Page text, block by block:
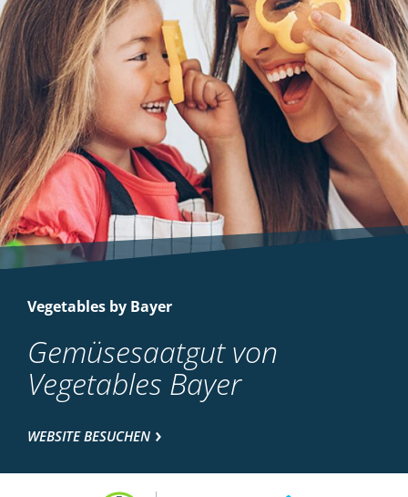
Vegetables by Bayer
Gemüsesaatgut von
Vegetables Bayer
WEBSITE BESUCHEN